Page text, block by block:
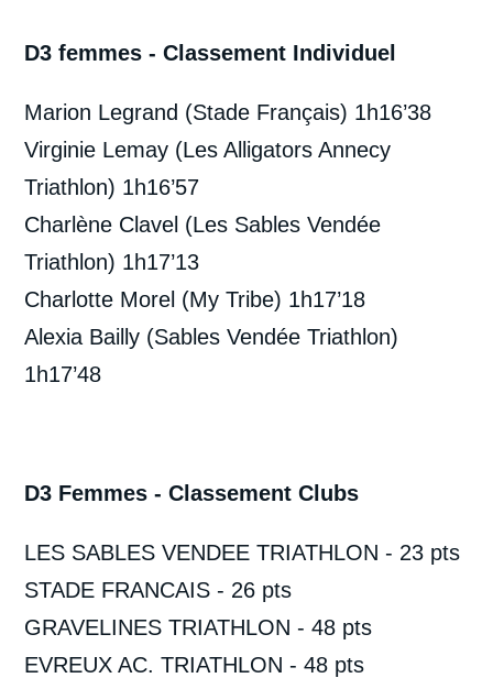
D3 femmes - Classement Individuel
Marion Legrand (Stade Français) 1h16’38
Virginie Lemay (Les Alligators Annecy
Triathlon) 1h16’57
Charlène Clavel (Les Sables Vendée
Triathlon) 1h17’13
Charlotte Morel (My Tribe) 1h17’18
Alexia Bailly (Sables Vendée Triathlon)
1h17’48
D3 Femmes - Classement Clubs
LES SABLES VENDEE TRIATHLON - 23 pts
STADE FRANCAIS - 26 pts
GRAVELINES TRIATHLON - 48 pts
EVREUX AC. TRIATHLON - 48 pts